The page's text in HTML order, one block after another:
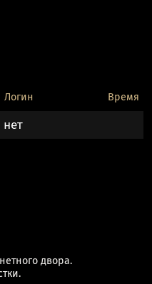
Логин Время
нет
двора.